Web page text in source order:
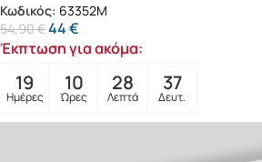
Κωδικός: 63352M
54,90€44€
Έκπτωση για ακόμα:
19
Ημέρες
10
Ώρες
28
Λεπτά
35
Δευτ.